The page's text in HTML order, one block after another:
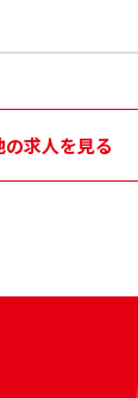
の求人を見る